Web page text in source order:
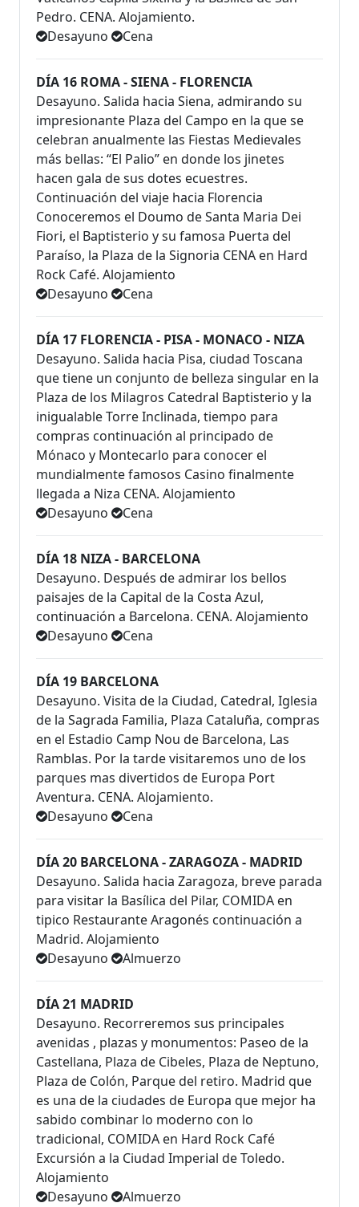
Pedro. CENA. Alojamiento.
Desayuno
Cena
DÍA 16 ROMA - SIENA - FLORENCIA
Desayuno. Salida hacia Siena, admirando su
impresionante Plaza del Campo en la que se
celebran anualmente las Fiestas Medievales
más bellas: “El Palio” en donde los jinetes
hacen gala de sus dotes ecuestres.
Continuación del viaje hacia Florencia
Conoceremos el Doumo de Santa Maria Dei
Fiori, el Baptisterio y su famosa Puerta del
Paraíso, la Plaza de la Signoria CENA en Hard
Rock Café. Alojamiento
Desayuno
Cena
DÍA 17 FLORENCIA - PISA - MONACO - NIZA
Desayuno. Salida hacia Pisa, ciudad Toscana
que tiene un conjunto de belleza singular en la
Plaza de los Milagros Catedral Baptisterio y la
inigualable Torre Inclinada, tiempo para
compras continuación al principado de
Mónaco y Montecarlo para conocer el
mundialmente famosos Casino finalmente
llegada a Niza CENA. Alojamiento
Desayuno
Cena
DÍA 18 NIZA - BARCELONA
Desayuno. Después de admirar los bellos
paisajes de la Capital de la Costa Azul,
continuación a Barcelona. CENA. Alojamiento
Desayuno
Cena
DÍA 19 BARCELONA
Desayuno. Visita de la Ciudad, Catedral, Iglesia
de la Sagrada Familia, Plaza Cataluña, compras
en el Estadio Camp Nou de Barcelona, Las
Ramblas. Por la tarde visitaremos uno de los
parques mas divertidos de Europa Port
Aventura. CENA. Alojamiento.
Desayuno
Cena
DÍA 20 BARCELONA - ZARAGOZA - MADRID
Desayuno. Salida hacia Zaragoza, breve parada
para visitar la Basílica del Pilar, COMIDA en
tipico Restaurante Aragonés continuación a
Madrid. Alojamiento
Desayuno
Almuerzo
DÍA 21 MADRID
Desayuno. Recorreremos sus principales
avenidas , plazas y monumentos: Paseo de la
Castellana, Plaza de Cibeles, Plaza de Neptuno,
Plaza de Colón, Parque del retiro. Madrid que
es una de la ciudades de Europa que mejor ha
sabido combinar lo moderno con lo
tradicional, COMIDA en Hard Rock Café
Excursión a la Ciudad Imperial de Toledo.
Alojamiento
Desayuno
Almuerzo